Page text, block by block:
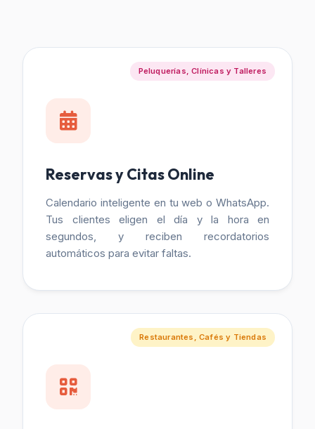
Peluquerías, Clínicas y Talleres
Reservas y Citas Online
Calendario inteligente en tu web o WhatsApp.
Tus clientes eligen el día y la hora en
segundos, y reciben recordatorios
automáticos para evitar faltas.
Restaurantes, Cafés y Tiendas